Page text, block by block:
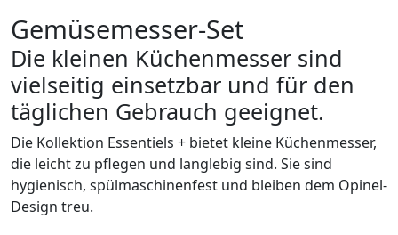
Gemüsemesser-Set
Die kleinen Küchenmesser sind
vielseitig einsetzbar und für den
täglichen Gebrauch geeignet.
Die Kollektion Essentiels + bietet kleine Küchenmesser,
die leicht zu pflegen und langlebig sind. Sie sind
hygienisch, spülmaschinenfest und bleiben dem Opinel-
Design treu.